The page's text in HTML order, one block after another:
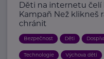
Děti na internetu čelí
Kampaň Než klikneš
chránit
Bezpečnost Děti
Technologie Výchova dětí